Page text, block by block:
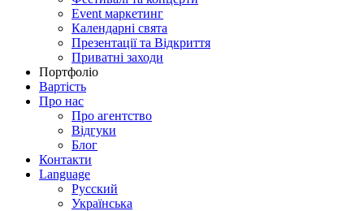
Event маркетинг
Календарні свята
Презентації та Відкриття
Приватні заходи
Портфоліо
Вартість
Про нас
Про агентство
Відгуки
Блог
Контакти
Language
Русский
Українська